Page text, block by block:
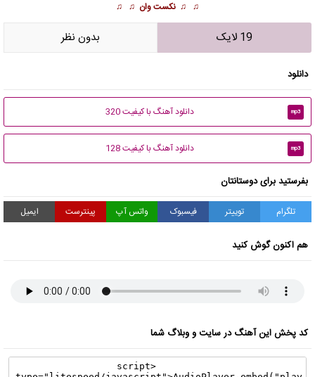
♫ ♫ نکست وان ♫ ♫
19 لایک بدون نظر
دانلود
mp3 دانلود آهنگ با کیفیت 320
mp3 دانلود آهنگ با کیفیت 128
بفرستید برای دوستانتان
تلگرام توییتر فیسبوک واتس آپ پینترست ایمیل
هم اکنون گوش کنید
کد پخش این آهنگ در سایت و وبلاگ شما